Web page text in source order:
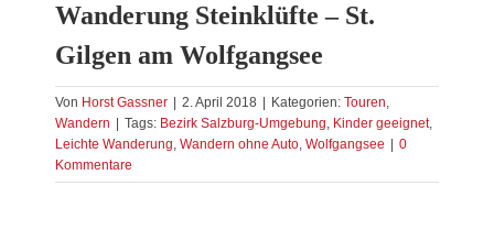
Österreich
Foto & Video
Nachhaltigkeit
Treibgut
Wanderung Steinklüfte – St.
Gilgen am Wolfgangsee
Von Horst Gassner 2. April 2018 Kategorien: Touren,
Wandern
Tags: Bezirk Salzburg-Umgebung, Kinder geeignet,
Leichte Wanderung, Wandern ohne Auto, Wolfgangsee
0
Kommentare